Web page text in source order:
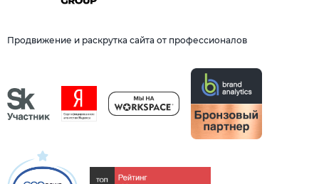
Продвижение и раскрутка сайта от профессионалов